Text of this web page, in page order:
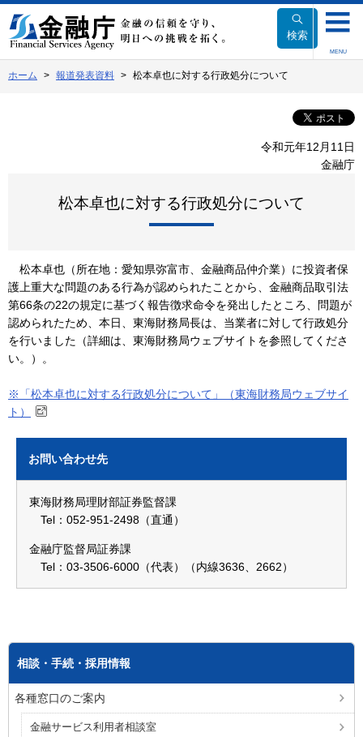
文
へ
動
検索
MENU
ホーム 報道発表資料 松本卓也に対する行政処分について
令和元年12月11日
金融庁
松本卓也に対する行政処分について
松本卓也（所在地：愛知県弥富市、金融商品仲介業）に投資者保
護上重大な問題のある行為が認められたことから、金融商品取引法
第66条の22の規定に基づく報告徴求命令を発出したところ、問題が
認められたため、本日、東海財務局長は、当業者に対して行政処分
を行いました（詳細は、東海財務局ウェブサイトを参照してくださ
い。）。
※「松本卓也に対する行政処分について」（東海財務局ウェブサイ
ト）
お問い合わせ先
東海財務局理財部証券監督課
Tel：052-951-2498（直通）
金融庁監督局証券課
Tel：03-3506-6000（代表）（内線3636、2662）
相談・手続・採用情報
各種窓口のご案内
金融サービス利用者相談室